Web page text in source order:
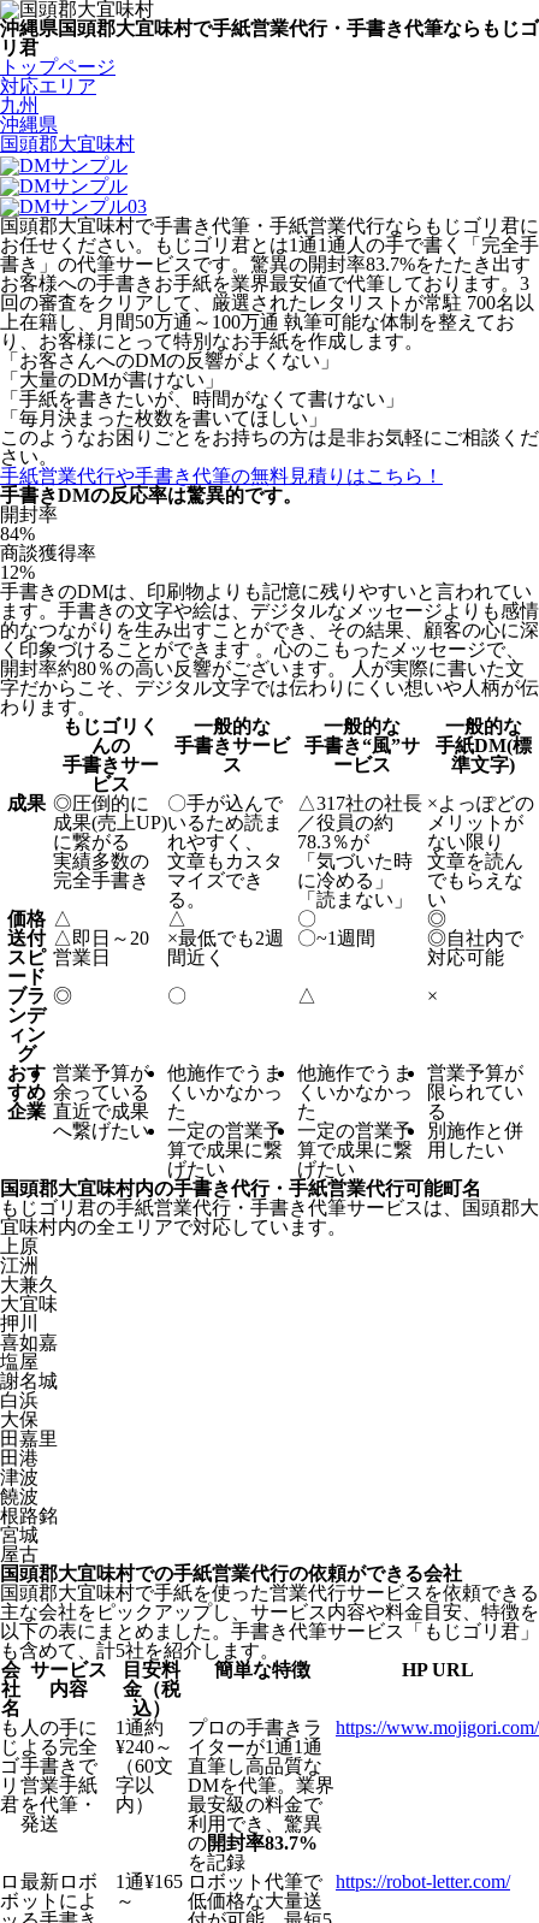
沖縄県国頭郡大宜味村で手紙営業代行・手書き代筆ならもじゴ
リ君
トップページ
対応エリア
九州
沖縄県
国頭郡大宜味村
国頭郡大宜味村で手書き代筆・手紙営業代行ならもじゴリ君に
お任せください。もじゴリ君とは1通1通人の手で書く「完全手
書き」の代筆サービスです。驚異の開封率83.7%をたたき出す
お客様への手書きお手紙を業界最安値で代筆しております。3
回の審査をクリアして、厳選されたレタリストが常駐 700名以
上在籍し、月間50万通～100万通 執筆可能な体制を整えてお
り、お客様にとって特別なお手紙を作成します。
「お客さんへのDMの反響がよくない」
「大量のDMが書けない」
「手紙を書きたいが、時間がなくて書けない」
「毎月決まった枚数を書いてほしい」
このようなお困りごとをお持ちの方は是非お気軽にご相談くだ
さい。
手紙営業代行や手書き代筆の無料見積りはこちら！
手書きDMの反応率は驚異的です。
開封率
84%
商談獲得率
12%
手書きのDMは、印刷物よりも記憶に残りやすいと言われてい
ます。手書きの文字や絵は、デジタルなメッセージよりも感情
的なつながりを生み出すことができ、その結果、顧客の心に深
く印象づけることができます 。心のこもったメッセージで、
開封率約80％の高い反響がございます。 人が実際に書いた文
字だからこそ、デジタル文字では伝わりにくい想いや人柄が伝
わります。
もじゴリく
んの
手書きサー
ビス
一般的な
手書きサービ
ス
一般的な
手書き“風”サ
ービス
一般的な
手紙DM(標
準文字)
成果 ◎圧倒的に
成果(売上UP)
に繋がる
実績多数の
完全手書き
〇手が込んで
いるため読ま
れやすく、
文章もカスタ
マイズでき
る。
△317社の社長
／役員の約
78.3％が
「気づいた時
に冷める」
「読まない」
×よっぽどの
メリットが
ない限り
文章を読ん
でもらえな
い
価格 △ △ 〇
◎
送付
スピ
ード
△ 即日～20
営業日
×最低でも2週
間近く
〇~1週間 ◎自社内で
対応可能
ブラ
ンデ
ィン
グ
◎ 〇 △ ×
おす
すめ
企業
営業予算が
余っている
直近で成果
へ繋げたい
他施作でうま
くいかなかっ
た
一定の営業予
算で成果に繋
げたい
他施作でうま
くいかなかっ
た
一定の営業予
算で成果に繋
げたい
営業予算が
限られてい
る
別施作と併
用したい
国頭郡大宜味村内の手書き代行・手紙営業代行可能町名
もじゴリ君の手紙営業代行・手書き代筆サービスは、国頭郡大
宜味村内の全エリアで対応しています。
上原
江洲
大兼久
大宜味
押川
喜如嘉
塩屋
謝名城
白浜
大保
田嘉里
田港
津波
饒波
根路銘
宮城
屋古
国頭郡大宜味村での手紙営業代行の依頼ができる会社
国頭郡大宜味村で手紙を使った営業代行サービスを依頼できる
主な会社をピックアップし、サービス内容や料金目安、特徴を
以下の表にまとめました。手書き代筆サービス「もじゴリ君」
も含めて、計5社を紹介します。
会
社
名
サービス
内容
目安料
金（税
込）
簡単な特徴 HP URL
も
じ
ゴ
リ
君
人の手に
よる完全
手書きで
営業手紙
を代筆・
発送
1通約
¥240～
（60文
字以
内）
プロの手書きラ
イターが1通1通
直筆し高品質な
DMを代筆。業界
最安級の料金で
利用でき、驚異
の開封率83.7%
を記録
https://www.mojigori.com/
ロ
ボ
最新ロボ
ットによ
1通¥165
～
ロボット代筆で
低価格な大量送
https://robot-letter.com/